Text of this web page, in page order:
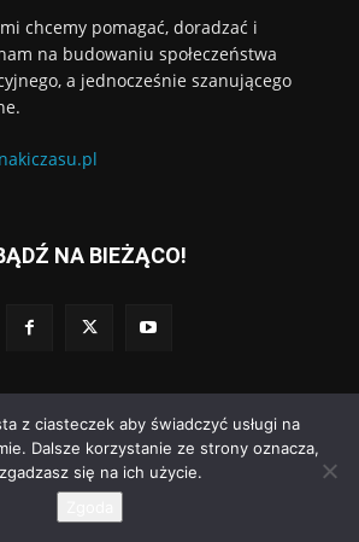
chcemy pomagać, doradzać i
na budowaniu społeczeństwa
a jednocześnie szanującego
NA BIEŻĄCO!
Wdrożenie:Go3.pl
Regulamin dodawania komentarzy
z ciasteczek aby świadczyć usługi na
Dalsze korzystanie ze strony oznacza,
się na ich użycie.